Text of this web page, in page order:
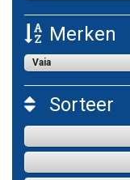
Merken
Vaia
Sorteer